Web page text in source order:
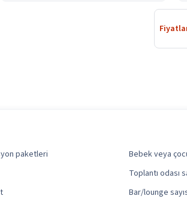
paketleri
Bebek veya
Toplantı odası
Bar/lounge